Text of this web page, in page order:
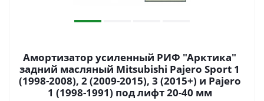
Амортизатор усиленный РИФ "Арктика"
задний масляный Mitsubishi Pajero Sport 1
(1998-2008), 2 (2009-2015), 3 (2015+) и Pajero
1 (1998-1991) под лифт 20-40 мм